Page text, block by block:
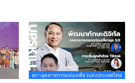
สภาอุตสาหกรรมท่องเที่ยวแห่งประเทศไทย